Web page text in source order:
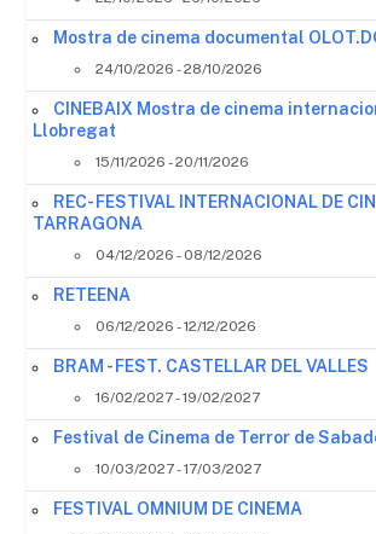
Mostra de cinema documental
24/10/2026 - 28/10/2026
CINEBAIX Mostra de cinema
Llobregat
15/11/2026 - 20/11/2026
REC- FESTIVAL INTERNACIONAL DE
TARRAGONA
04/12/2026 - 08/12/2026
RETEENA
06/12/2026 - 12/12/2026
BRAM - FEST. CASTELLAR DEL VALLES
16/02/2027 - 19/02/2027
Festival de Cinema de Terror de
10/03/2027 - 17/03/2027
FESTIVAL OMNIUM DE CINEMA